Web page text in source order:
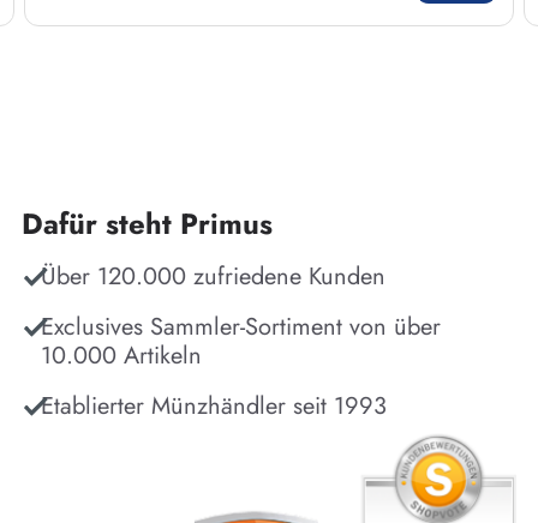
Dafür steht Primus
Über 120.000 zufriedene Kunden
Exclusives Sammler-Sortiment von über
10.000 Artikeln
Etablierter Münzhändler seit 1993